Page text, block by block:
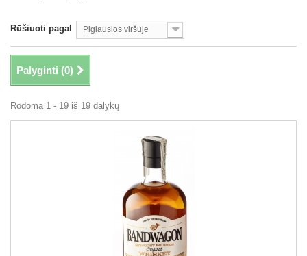
Rūšiuoti pagal Pigiausios viršuje
Palyginti (0)
Rodoma 1 - 19 iš 19 dalykų